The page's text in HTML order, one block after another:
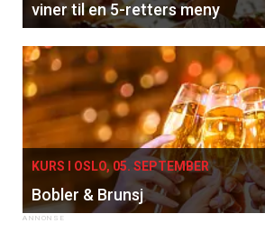
Vi tilbyr flere ukentlige
kan fritt velge hvilke du
tilsendt.
Registrer deg
viner til en 5-retters meny
KURS I OSLO, 05. SEPTEMBER
Bobler & Brunsj